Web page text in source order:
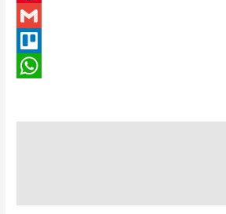
Pinterest
Gmail
Trello